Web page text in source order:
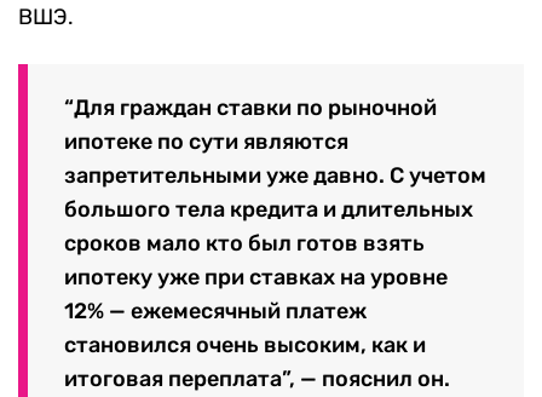
ВШЭ.
“Для граждан ставки по рыночной
ипотеке по сути являются
запретительными уже давно. С учетом
большого тела кредита и длительных
сроков мало кто был готов взять
ипотеку уже при ставках на уровне
12% — ежемесячный платеж
становился очень высоким, как и
итоговая переплата”, — пояснил он.